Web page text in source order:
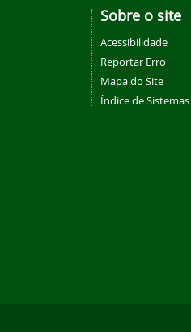
Sobre o site
Acessibilidade
Reportar Erro
Mapa do Site
Índice de Sistemas